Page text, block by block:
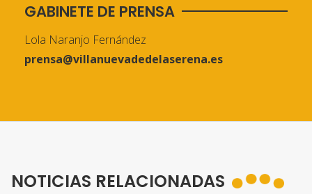
GABINETE DE PRENSA
Lola Naranjo Fernández
prensa@villanuevadedelaserena.es
NOTICIAS RELACIONADAS